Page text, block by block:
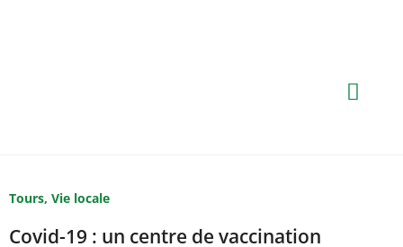
Tours, Vie locale
Covid-19 : un centre de vaccination